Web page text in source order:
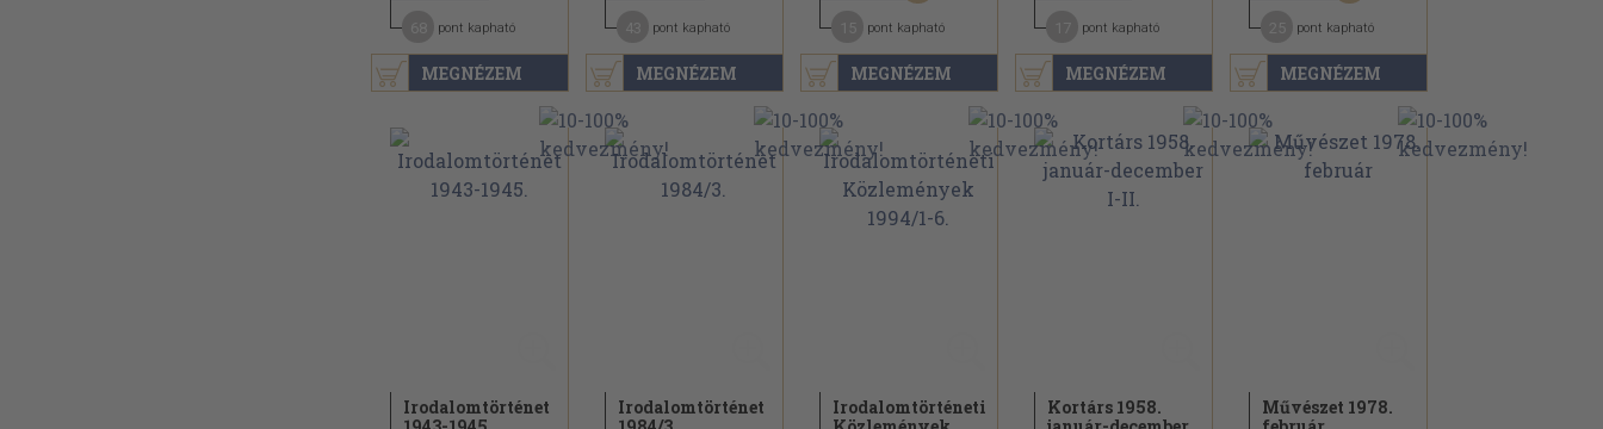
MEGNÉZEM
pont kapható
MEGNÉZEM
pont kapható
MEGNÉZEM
pont kapható
MEGNÉZEM
pont kapható
MEGNÉZEM
pont kapható
Irodalomtörténet
Irodalomtörténet
Irodalomtörténeti
Kortárs 1958.
Művészet 1978.